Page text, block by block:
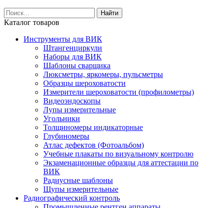
Найти
Каталог товаров
Инструменты для ВИК
Штангенциркули
Наборы для ВИК
Шаблоны сварщика
Люксметры, яркомеры, пульсметры
Образцы шероховатости
Измерители шероховатости (профилометры)
Видеоэндоскопы
Лупы измерительные
Угольники
Толщиномеры индикаторные
Глубиномеры
Атлас дефектов (Фотоальбом)
Учебные плакаты по визуальному контролю
Экзаменационные образцы для аттестации по
ВИК
Радиусные шаблоны
Щупы измерительные
Радиографический контроль